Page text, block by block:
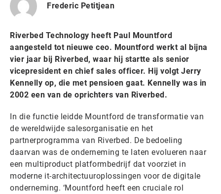
Frederic Petitjean
Riverbed Technology heeft Paul Mountford
aangesteld tot nieuwe ceo. Mountford werkt al bijna
vier jaar bij Riverbed, waar hij startte als senior
vicepresident en chief sales officer. Hij volgt Jerry
Kennelly op, die met pensioen gaat. Kennelly was in
2002 een van de oprichters van Riverbed.
In die functie leidde Mountford de transformatie van
de wereldwijde salesorganisatie en het
partnerprogramma van Riverbed. De bedoeling
daarvan was de onderneming te laten evolueren naar
een multiproduct platformbedrijf dat voorziet in
moderne it-architectuuroplossingen voor de digitale
onderneming. ‘Mountford heeft een cruciale rol